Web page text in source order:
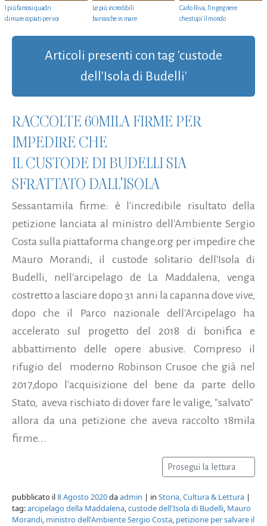
I più famosi quadri
di mare copiati per voi
Le più incredibili
burrasche in mare
Carlo Riva, l’ingegnere
che stupi' il mondo
Articoli presenti con tag 'custode
dell'Isola di Budelli'
RACCOLTE 60MILA FIRME PER
IMPEDIRE CHE
IL CUSTODE DI BUDELLI SIA
SFRATTATO DALL'ISOLA
Sessantamila firme: è l'incredibile risultato della
petizione lanciata al ministro dell'Ambiente Sergio
Costa sulla piattaforma change.org per impedire che
Mauro Morandi, il custode solitario dell'Isola di
Budelli, nell'arcipelago de La Maddalena, venga
costretto a lasciare dopo 31 anni la capanna dove vive,
dopo che il Parco nazionale dell'Arcipelago ha
accelerato sul progetto del 2018 di bonifica e
abbattimento delle opere abusive. Compreso il
rifugio del moderno Robinson Crusoe che già nel
2017,dopo l'acquisizione del bene da parte dello
Stato, aveva rischiato di dover fare le valige, "salvato"
allora da una petizione che aveva raccolto 18mila
firme...
Prosegui la lettura
pubblicato il8 Agosto 2020daadmin | in Storia, Cultura & Lettura |
tag:arcipelago della Maddalena,custode dell'Isola di Budelli, Mauro
Morandi, ministro dell'Ambiente Sergio Costa, petizione per salvare il